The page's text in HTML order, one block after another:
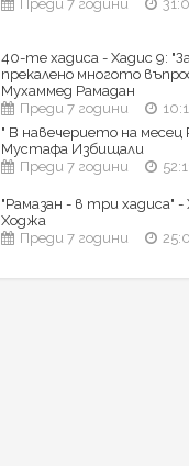
Преди 7 години
40-те хадиса - Хадис 9:
прекалено многото
Мухаммед Рамадан
Преди 7 години
" В навечерието на месец
Мустафа Избищали
Преди 7 години
"Рамазан - в три хадиса" -
Ходжа
Преди 7 години